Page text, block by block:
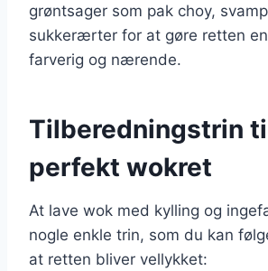
grøntsager som pak choy,
sukkerærter for at gøre retten
farverig og nærende.
Tilberedningstrin
perfekt wokret
At lave wok med kylling og
nogle enkle trin, som du kan
at retten bliver vellykket: